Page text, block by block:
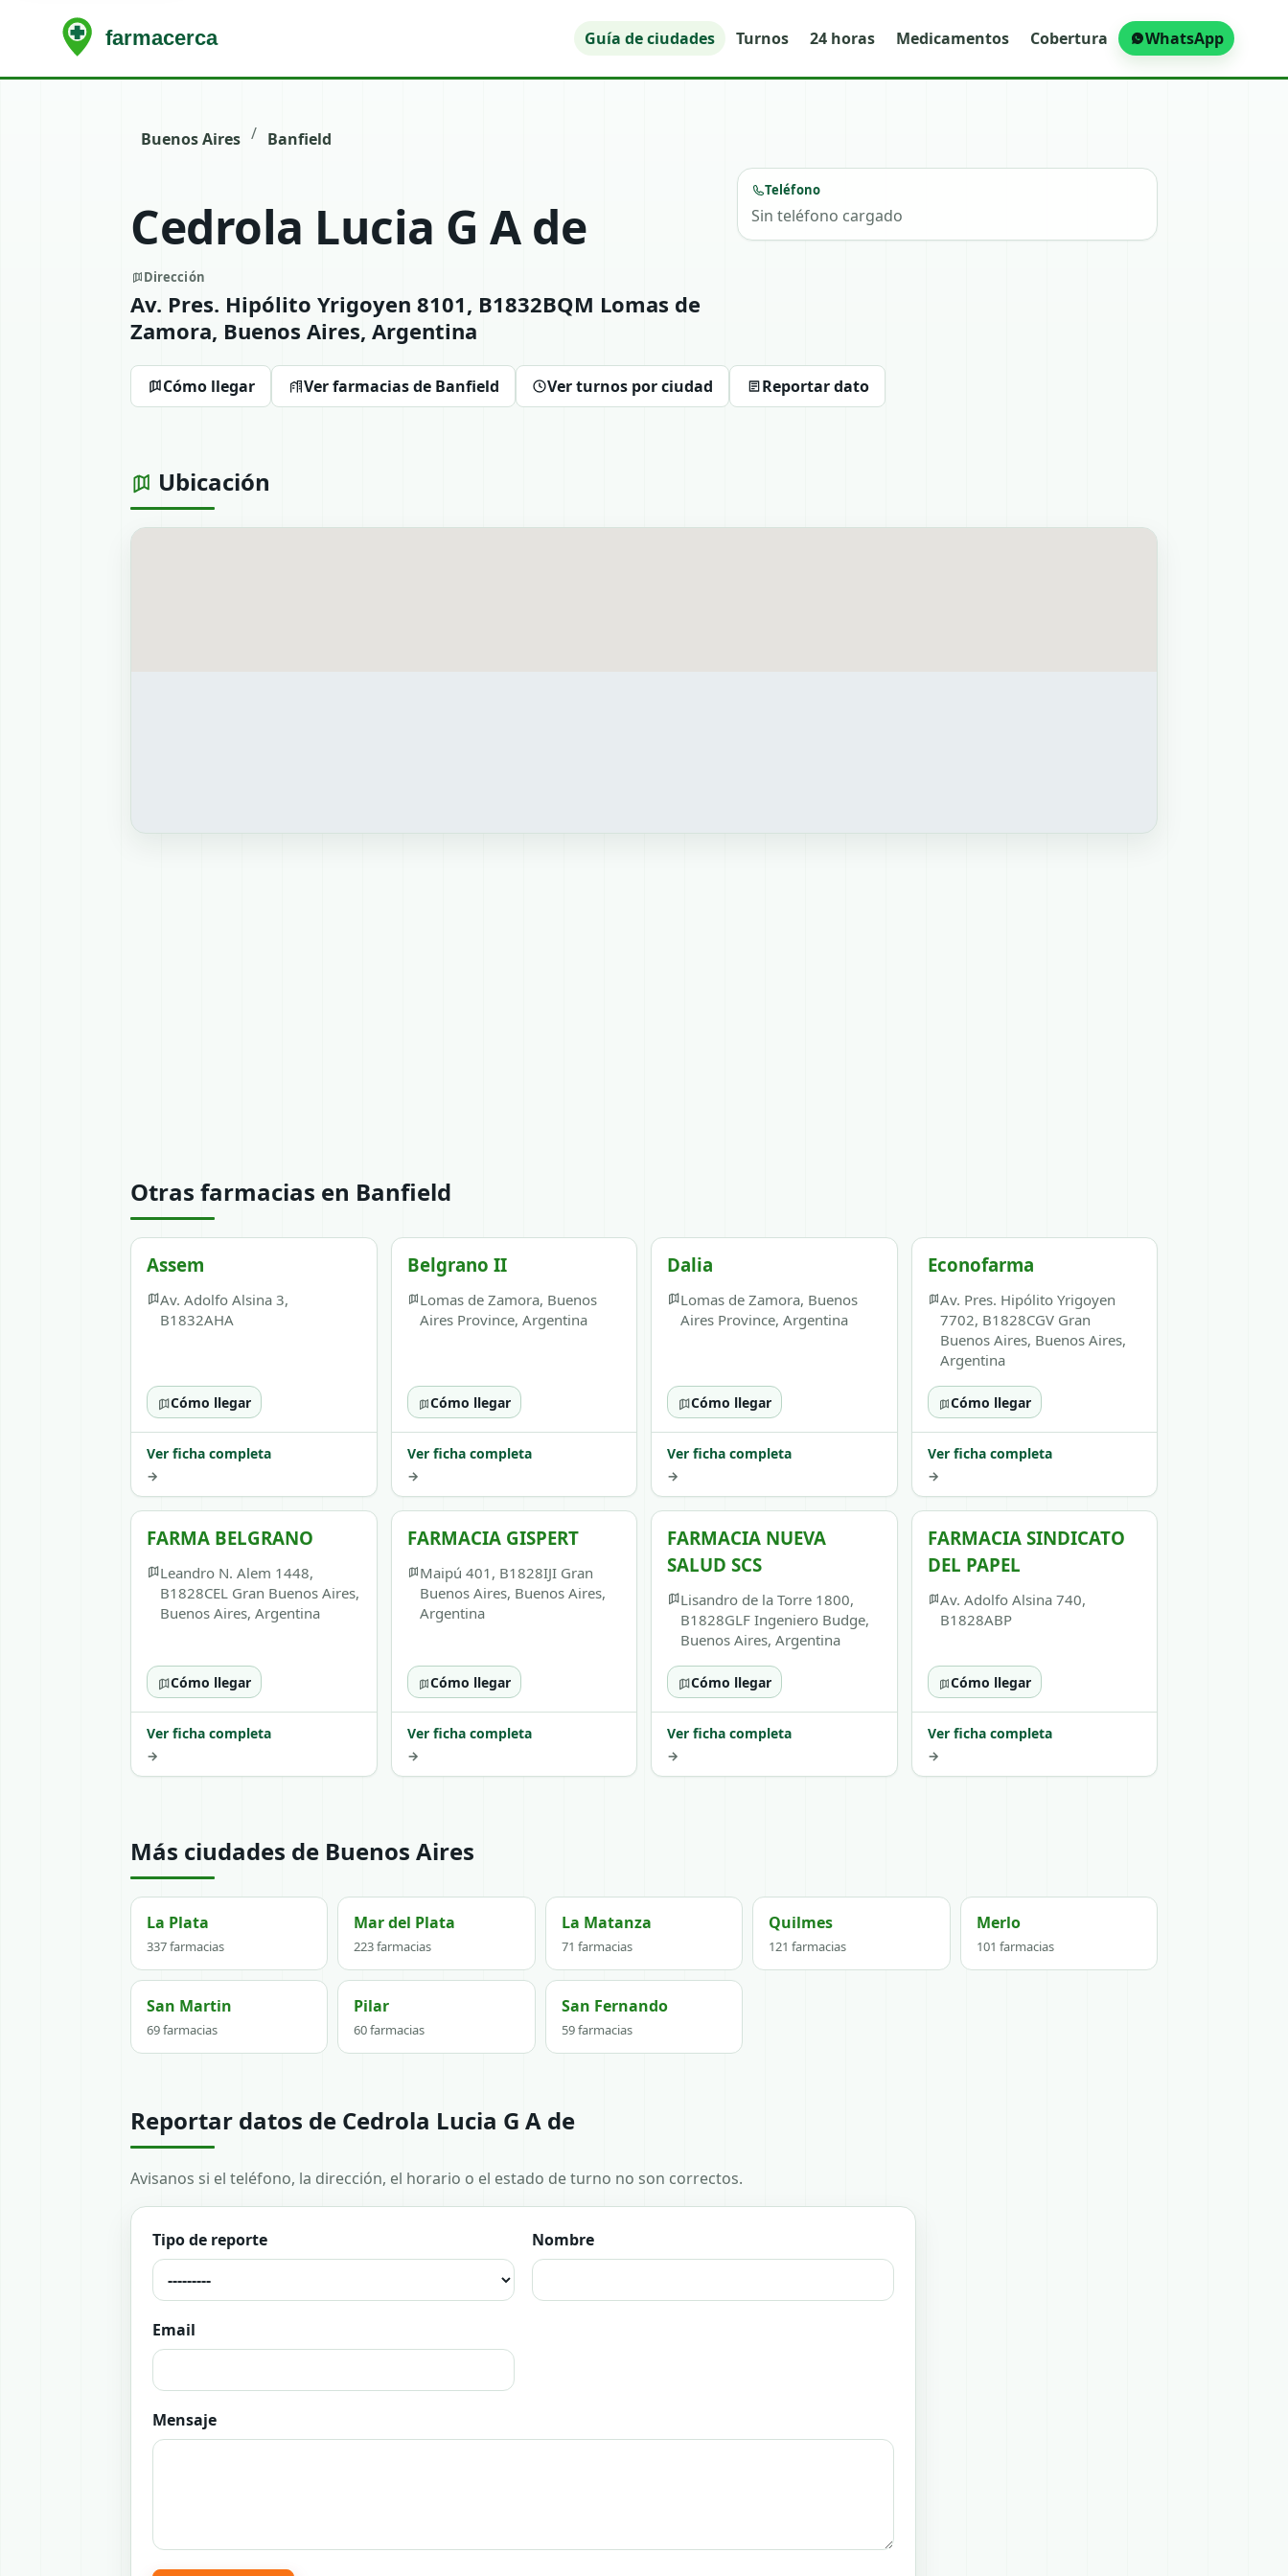
Guía de ciudades Turnos 24 horas Medicamentos Cobertura WhatsApp
Buenos Aires / Banfield
Cedrola Lucia G A de
Dirección
Av. Pres. Hipólito Yrigoyen 8101, B1832BQM Lomas de
Zamora, Buenos Aires, Argentina
Teléfono
Sin teléfono cargado
Cómo llegar Ver farmacias de Banfield Ver turnos por ciudad Reportar dato
Ubicación
Otras farmacias en Banfield
Assem
Av. Adolfo Alsina 3,
B1832AHA
Cómo llegar
Ver ficha completa
→
Belgrano II
Lomas de Zamora, Buenos
Aires Province, Argentina
Cómo llegar
Ver ficha completa
→
Dalia
Lomas de Zamora, Buenos
Aires Province, Argentina
Cómo llegar
Ver ficha completa
→
Econofarma
Av. Pres. Hipólito Yrigoyen
7702, B1828CGV Gran
Buenos Aires, Buenos Aires,
Argentina
Cómo llegar
Ver ficha completa
→
FARMA BELGRANO
Leandro N. Alem 1448,
B1828CEL Gran Buenos Aires,
Buenos Aires, Argentina
Cómo llegar
Ver ficha completa
→
FARMACIA GISPERT
Maipú 401, B1828IJI Gran
Buenos Aires, Buenos Aires,
Argentina
Cómo llegar
Ver ficha completa
→
FARMACIA NUEVA
SALUD SCS
Lisandro de la Torre 1800,
B1828GLF Ingeniero Budge,
Buenos Aires, Argentina
Cómo llegar
Ver ficha completa
→
FARMACIA SINDICATO
DEL PAPEL
Av. Adolfo Alsina 740,
B1828ABP
Cómo llegar
Ver ficha completa
→
Más ciudades de Buenos Aires
La Plata
337 farmacias
Mar del Plata
223 farmacias
La Matanza
71 farmacias
Quilmes
121 farmacias
Merlo
101 farmacias
San Martin
69 farmacias
Pilar
60 farmacias
San Fernando
59 farmacias
Reportar datos de Cedrola Lucia G A de
Avisanos si el teléfono, la dirección, el horario o el estado de turno no son correctos.
Tipo de reporte Nombre
Email
Mensaje